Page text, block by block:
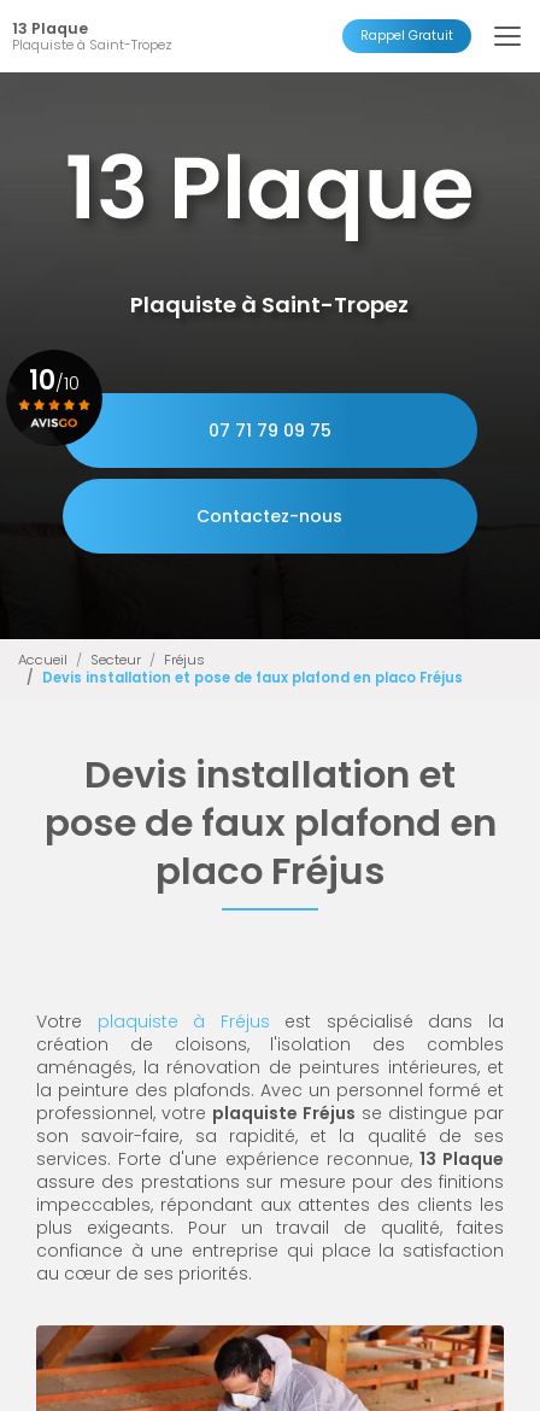
au
contenu
principal
13 Plaque
Plaquiste à Saint-Tropez Rappel Gratuit
Plaquiste à Saint-Tropez
07 71 79 09 75
Contactez-nous
10/10
Voir le certificat
Accueil Secteur
Fréjus
Devis installation et pose de faux plafond en placo Fréjus
Devis installation et
pose de faux plafond en
placo Fréjus
Votre plaquiste à Fréjus est spécialisé dans la
création de cloisons, l'isolation des combles
aménagés, la rénovation de peintures intérieures, et
la peinture des plafonds. Avec un personnel formé et
professionnel, votre plaquiste Fréjus se distingue par
son savoir-faire, sa rapidité, et la qualité de ses
services. Forte d'une expérience reconnue, 13 Plaque
assure des prestations sur mesure pour des finitions
impeccables, répondant aux attentes des clients les
plus exigeants. Pour un travail de qualité, faites
confiance à une entreprise qui place la satisfaction
au cœur de ses priorités.